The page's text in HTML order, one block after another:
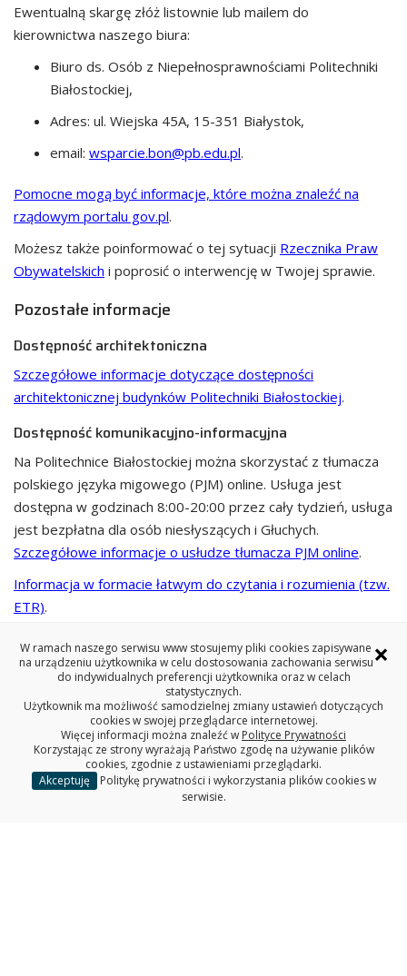
Ewentualną skargę złóż listownie lub mailem do
kierownictwa naszego biura:
Biuro ds. Osób z Niepełnosprawnościami Politechniki
Białostockiej,
Adres: ul. Wiejska 45A, 15-351 Białystok,
email: wsparcie.bon@pb.edu.pl.
Pomocne mogą być informacje, które można znaleźć na
rządowym portalu gov.pl.
Możesz także poinformować o tej sytuacji Rzecznika Praw
Obywatelskich i poprosić o interwencję w Twojej sprawie.
Pozostałe informacje
Dostępność architektoniczna
Szczegółowe informacje dotyczące dostępności
architektonicznej budynków Politechniki Białostockiej.
Dostępność komunikacyjno-informacyjna
Na Politechnice Białostockiej można skorzystać z tłumacza
polskiego języka migowego (PJM) online. Usługa jest
dostępna w godzinach 8:00-20:00 przez cały tydzień, usługa
jest bezpłatna dla osób niesłyszących i Głuchych.
Szczegółowe informacje o usłudze tłumacza PJM online.
Informacja w formacie łatwym do czytania i rozumienia (tzw.
ETR).
Informacja o uczelni w polskim języku migowym (PJM)
na youtube.
Informacja o pętlach induktofonicznych
Linki
Redakcja serwisu www
×
W ramach naszego serwisu www stosujemy pliki cookies zapisywane
na urządzeniu użytkownika w celu dostosowania zachowania serwisu
do indywidualnych preferencji użytkownika oraz w celach
statystycznych.
Użytkownik ma możliwość samodzielnej zmiany ustawień dotyczących
cookies w swojej przeglądarce internetowej.
Więcej informacji można znaleźć w Polityce Prywatności
Korzystając ze strony wyrażają Państwo zgodę na używanie plików
cookies, zgodnie z ustawieniami przeglądarki.
Akceptuję
Politykę prywatności i wykorzystania plików cookies w
serwisie.